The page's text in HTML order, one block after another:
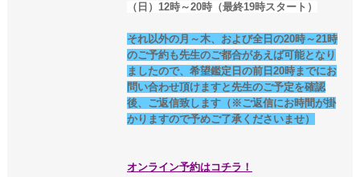
（日）12時～20時（最終19時スタート）
それ以外の月～木、および全日の20時～21時
のご予約も先生のご都合があえば可能となり
ましたので、希望鑑定日の前日20時までにお
問い合わせ頂けますと先生のご予定を確認
後、ご返信致します（※ご返信にお時間が掛
かりますので予めご了承くださいませ）
オンライン予約はコチラ！